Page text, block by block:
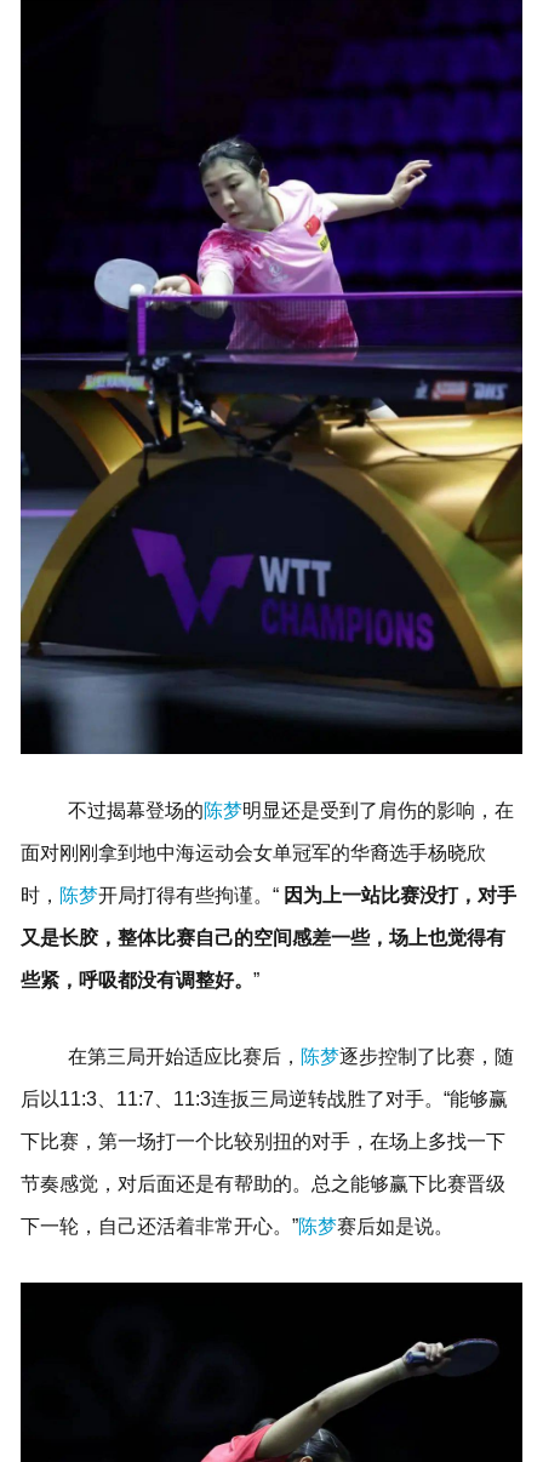
不过揭幕登场的陈梦明显还是受到了肩伤的影响，在
面对刚刚拿到地中海运动会女单冠军的华裔选手杨晓欣
时， 陈梦开局打得有些拘谨。“ 因为上一站比赛没打，对手
又是长胶，整体比赛自己的空间感差一些，场上也觉得有
些紧，呼吸都没有调整好。 ”
在第三局开始适应比赛后， 陈梦逐步控制了比赛，随
后以11:3、11:7、11:3连扳三局逆转战胜了对手。“能够赢
下比赛，第一场打一个比较别扭的对手，在场上多找一下
节奏感觉，对后面还是有帮助的。总之能够赢下比赛晋级
下一轮，自己还活着非常开心。”陈梦赛后如是说。